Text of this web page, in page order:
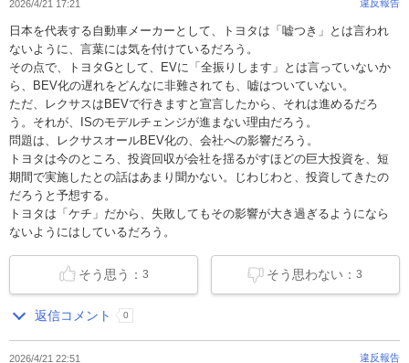
2026/4/21 17:21 違反報告
日本を代表する自動車メーカーとして、トヨタは「嘘つき」とは言われ
ないように、言葉には気を付けているだろう。
その点で、トヨタGとして、EVに「全振りします」とは言っていないか
ら、BEV化の遅れをどんなに非難されても、嘘はついていない。
ただ、レクサスはBEVで行きますと宣言したから、それは進めるだろ
う。それが、ISのモデルチェンジが進まない理由だろう。
問題は、レクサスオールBEV化の、会社への影響だろう。
トヨタは今のところ、投資回収が会社を揺るがすほどの巨大投資を、短
期間で実施したとの話はあまり聞かない。じわじわと、投資してきたの
だろうと予想する。
トヨタは「ケチ」だから、失敗してもその影響が大き過ぎるようになら
ないようにはしているだろう。
そう思わない：3
そう思う： 3
返信コメント 0
2026/4/21 22:51 違反報告